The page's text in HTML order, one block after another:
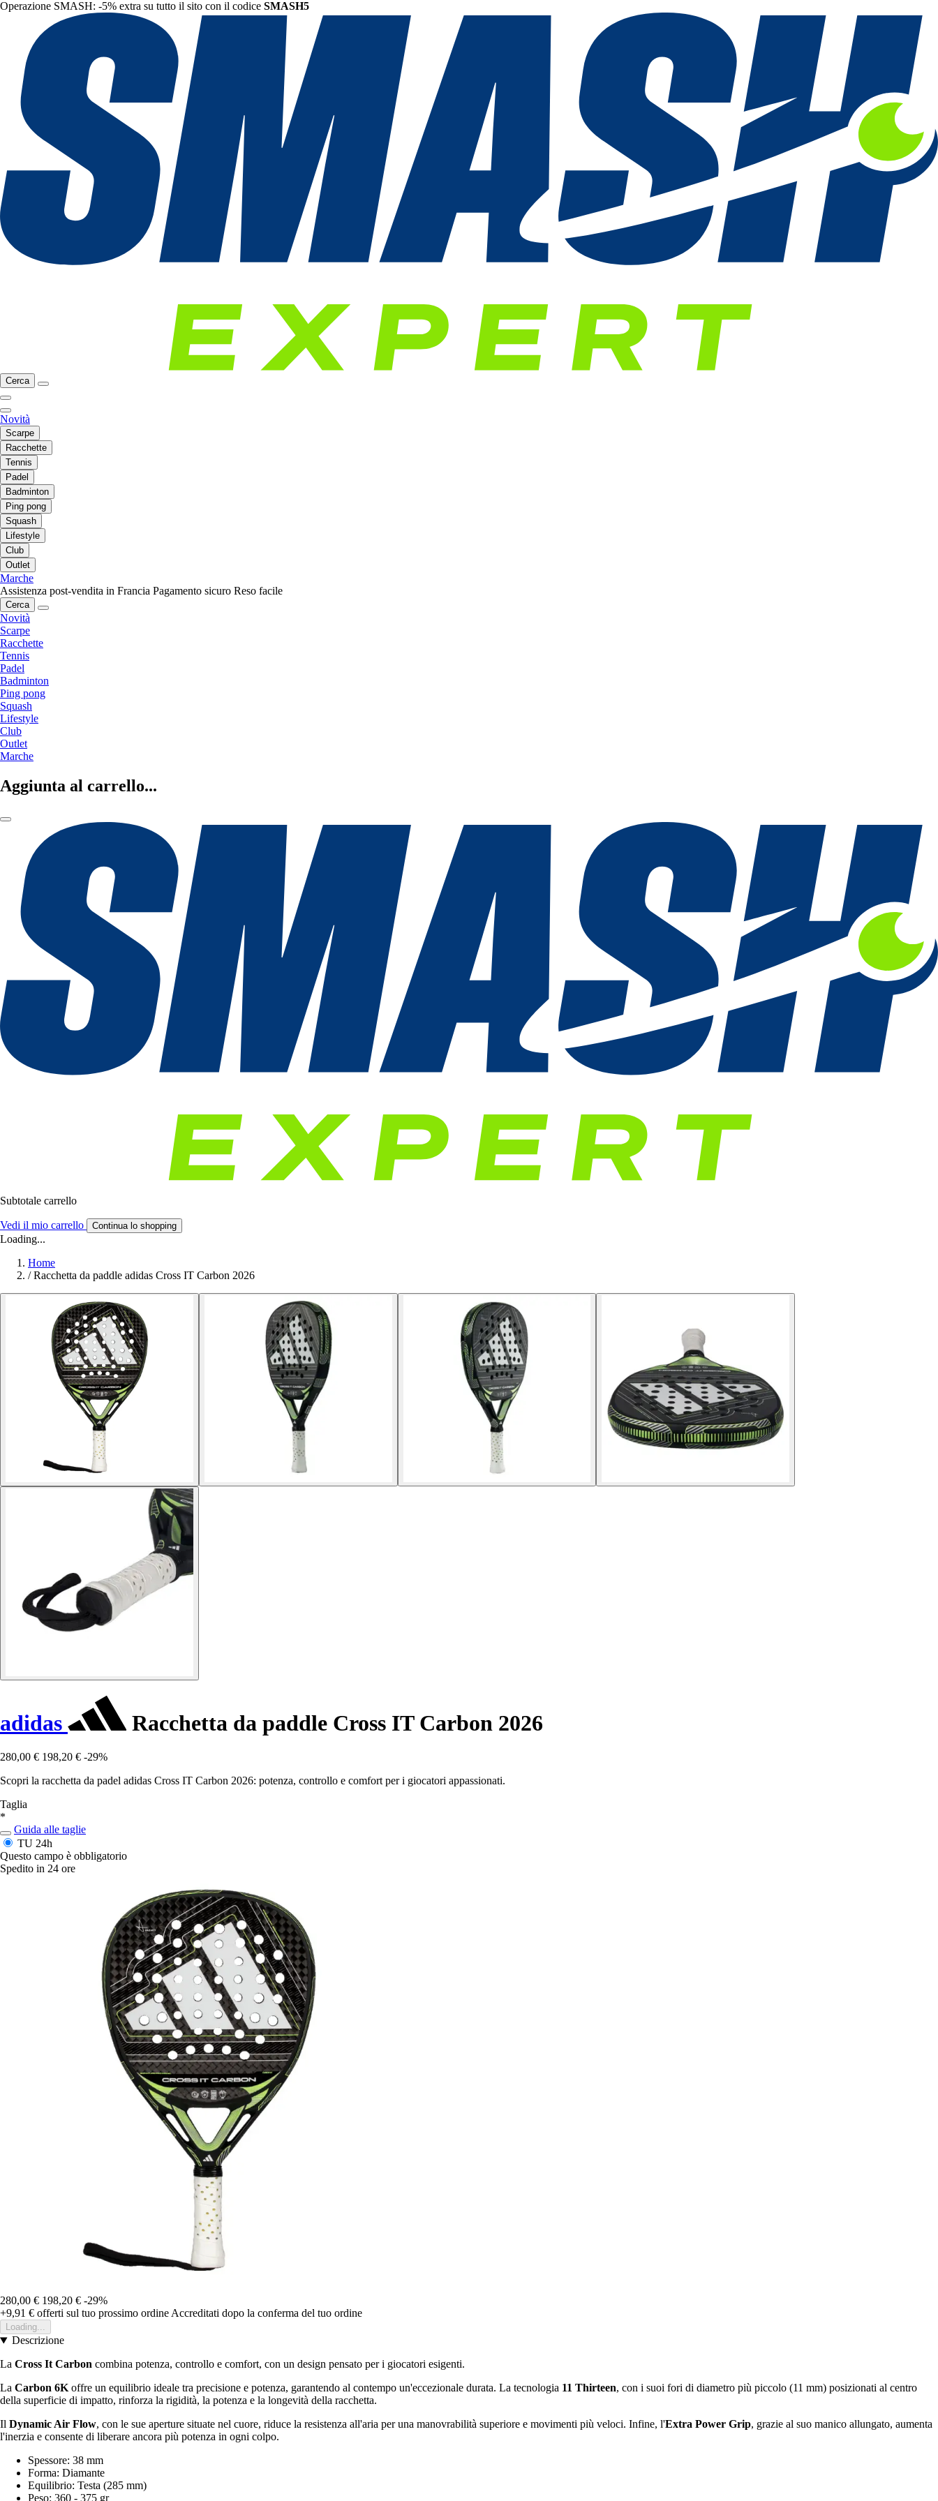
Operazione SMASH: -5% extra su tutto il sito con il codice SMASH5
Cerca
Novità
Scarpe
Racchette
Tennis
Padel
Badminton
Ping pong
Squash
Lifestyle
Club
Outlet
Marche
Assistenza post-vendita in Francia Pagamento sicuro Reso facile
Cerca
Novità
Scarpe
Racchette
Tennis
Padel
Badminton
Ping pong
Squash
Lifestyle
Club
Outlet
Marche
Aggiunta al carrello...
Subtotale carrello
Vedi il mio carrello Continua lo shopping
Loading...
Home
/ Racchetta da paddle adidas Cross IT Carbon 2026
adidas Racchetta da paddle Cross IT Carbon 2026
280,00 € 198,20 € -29%
Scopri la racchetta da padel adidas Cross IT Carbon 2026: potenza, controllo e comfort per i giocatori appassionati.
Taglia
*
Guida alle taglie
TU 24h
Questo campo è obbligatorio
Spedito in 24 ore
280,00 € 198,20 € -29%
+9,91 € offerti sul tuo prossimo ordine Accreditati dopo la conferma del tuo ordine
Loading...
Descrizione
La Cross It Carbon combina potenza, controllo e comfort, con un design pensato per i giocatori esigenti.
La Carbon 6K offre un equilibrio ideale tra precisione e potenza, garantendo al contempo un'eccezionale durata. La tecnologia 11 Thirteen, con i suoi fori di diametro più piccolo (11 mm) posizionati al centro
della superficie di impatto, rinforza la rigidità, la potenza e la longevità della racchetta.
Il Dynamic Air Flow, con le sue aperture situate nel cuore, riduce la resistenza all'aria per una manovrabilità superiore e movimenti più veloci. Infine, l'Extra Power Grip, grazie al suo manico allungato, aumenta
l'inerzia e consente di liberare ancora più potenza in ogni colpo.
Spessore: 38 mm
Forma: Diamante
Equilibrio: Testa (285 mm)
Peso: 360 - 375 gr